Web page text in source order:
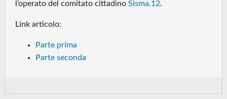
l’operato del comitato cittadinoSisma.12.
Link articolo:
Parte prima
Parte seconda